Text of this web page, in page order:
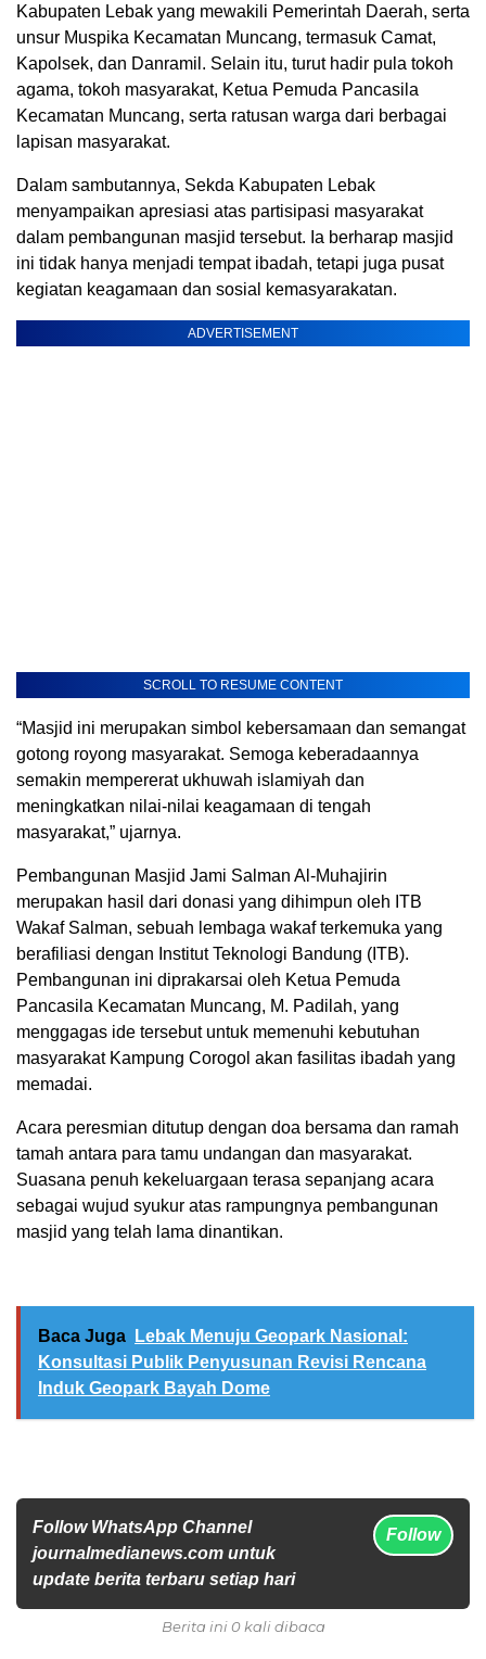
Kabupaten Lebak yang mewakili Pemerintah Daerah, serta
unsur Muspika Kecamatan Muncang, termasuk Camat,
Kapolsek, dan Danramil. Selain itu, turut hadir pula tokoh
agama, tokoh masyarakat, Ketua Pemuda Pancasila
Kecamatan Muncang, serta ratusan warga dari berbagai
lapisan masyarakat.
Dalam sambutannya, Sekda Kabupaten Lebak
menyampaikan apresiasi atas partisipasi masyarakat
dalam pembangunan masjid tersebut. Ia berharap masjid
ini tidak hanya menjadi tempat ibadah, tetapi juga pusat
kegiatan keagamaan dan sosial kemasyarakatan.
ADVERTISEMENT
SCROLL TO RESUME CONTENT
“Masjid ini merupakan simbol kebersamaan dan semangat
gotong royong masyarakat. Semoga keberadaannya
semakin mempererat ukhuwah islamiyah dan
meningkatkan nilai-nilai keagamaan di tengah
masyarakat,” ujarnya.
Pembangunan Masjid Jami Salman Al-Muhajirin
merupakan hasil dari donasi yang dihimpun oleh ITB
Wakaf Salman, sebuah lembaga wakaf terkemuka yang
berafiliasi dengan Institut Teknologi Bandung (ITB).
Pembangunan ini diprakarsai oleh Ketua Pemuda
Pancasila Kecamatan Muncang, M. Padilah, yang
menggagas ide tersebut untuk memenuhi kebutuhan
masyarakat Kampung Corogol akan fasilitas ibadah yang
memadai.
Acara peresmian ditutup dengan doa bersama dan ramah
tamah antara para tamu undangan dan masyarakat.
Suasana penuh kekeluargaan terasa sepanjang acara
sebagai wujud syukur atas rampungnya pembangunan
masjid yang telah lama dinantikan.
Baca Juga
Lebak Menuju Geopark Nasional:
Konsultasi Publik Penyusunan Revisi Rencana
Induk Geopark Bayah Dome
Follow WhatsApp Channel
journalmedianews.com untuk
update berita terbaru setiap hari
Follow
Berita ini 0 kali dibaca